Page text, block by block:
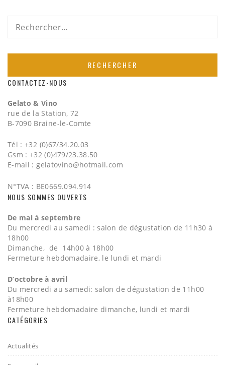
Rechercher :
CONTACTEZ-NOUS
Gelato & Vino
rue de la Station, 72
B-7090 Braine-le-Comte
Tél : +32 (0)67/34.20.03
Gsm : +32 (0)479/23.38.50
E-mail :gelatovino@hotmail.com
N°TVA : BE0669.094.914
NOUS SOMMES OUVERTS
De mai à septembre
Du mercredi au samedi : salon de dégustation de 11h30 à
18h00
Dimanche, de 14h00 à 18h00
Fermeture hebdomadaire, le lundi et mardi
D’octobre à avril
Du mercredi au samedi: salon de dégustation de 11h00
à18h00
Fermeture hebdomadaire dimanche, lundi et mardi
CATÉGORIES
Actualités